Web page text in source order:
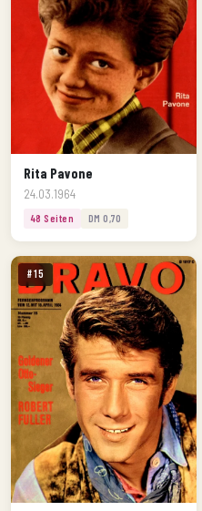
Rita Pavone
24.03.1964
48 Seiten DM 0,70
#15